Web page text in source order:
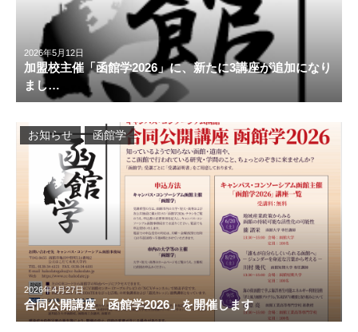
2026年5月12日
加盟校主催「函館学2026」に、新たに3講座が追加になり
まし…
2026年4月27日
合同公開講座「函館学2026」を開催します
お知らせ 函館学